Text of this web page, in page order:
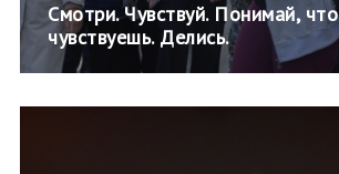
Смотри. Чувствуй. Понимай, что
чувствуешь. Делись.